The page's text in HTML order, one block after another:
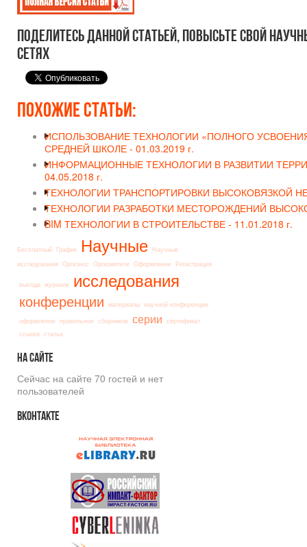
Поделитесь данной статьей, повысьте свой
сетях
Похожие статьи:
ИСПОЛЬЗОВАНИЕ ТЕХНОЛОГИИ «ПОЛНОГО
СРЕДНЕЙ ШКОЛЕ - 01.03.2019 г.
ИНФОРМАЦИОННЫЕ ТЕХНОЛОГИИ В РАЗВИТИИ
04.05.2018 г.
ТЕХНОЛОГИИ ТРАНСПОРТИРОВКИ ВЫСОКОВЯЗКОЙ
ТЕХНОЛОГИИ РАЗРАБОТКИ МЕСТОРОЖДЕНИЙ
BIM ТЕХНОЛОГИИ В СТРОИТЕЛЬСТВЕ - 11.01.2018 г.
Бесплатный График Научные Научные
исследования Оргвзнос Оргкомитете Оформление Регистрация
выхода журнале исследования
конференции материалы научной конференции
оформление правильное сборников серии сертификат
ссылок статьи
Насайте
Сейчас на сайте 70 гостей и нет
пользователей
Вконтакте